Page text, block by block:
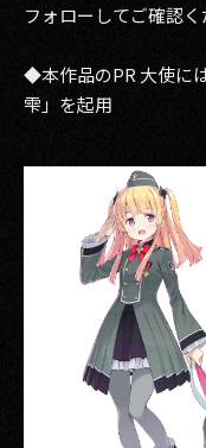
フォローしてご確認く
◆本作品のPR 大使に
雫」を起用